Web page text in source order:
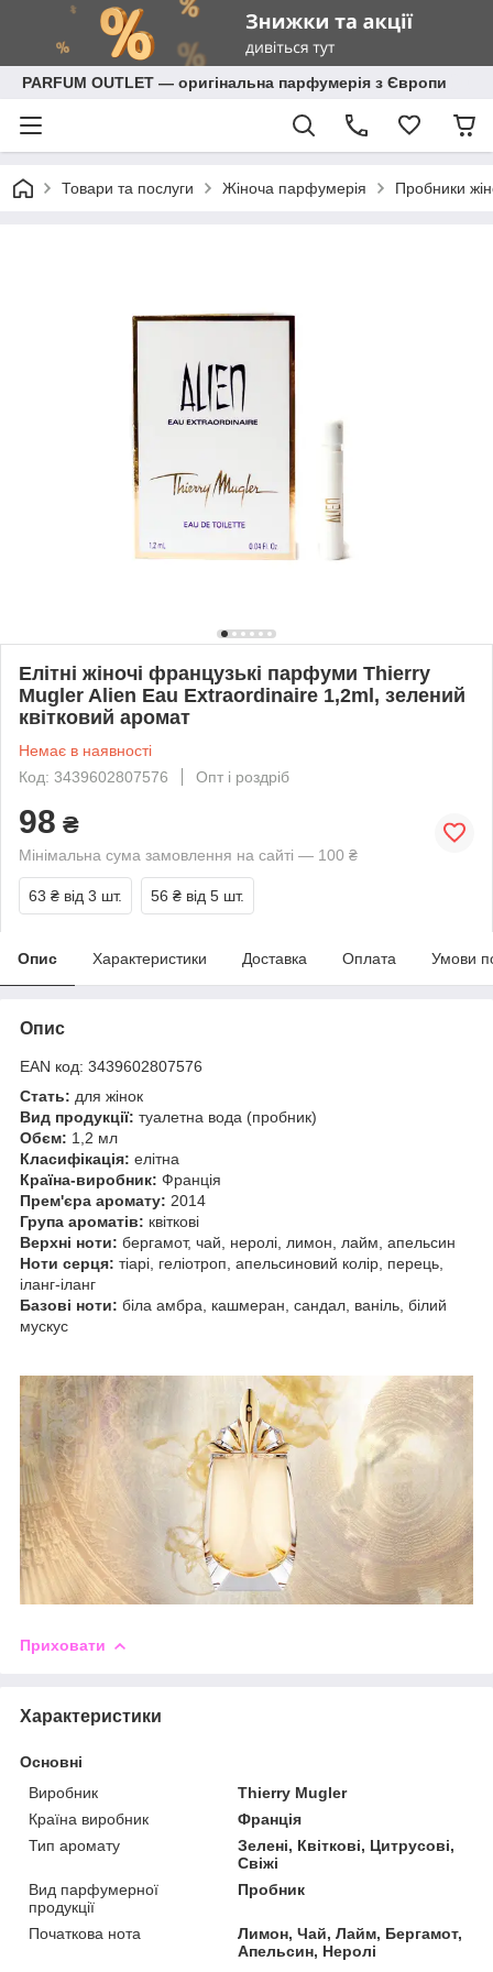
PARFUM OUTLET — оригінальна парфумерія з Європи
Товари та послуги Жіноча парфумерія Пробники
Елітні жіночі французькі парфуми Thierry
Mugler Alien Eau Extraordinaire 1,2ml, зелений
квітковий аромат
Немає в наявності
Код: 3439602807576
Опт і роздріб
98 ₴
Мінімальна сума замовлення на сайті — 100 ₴
63 ₴ від 3 шт. 56 ₴ від 5 шт.
Опис Характеристики Доставка Оплата Умови
Опис
EAN код: 3439602807576
Стать: для жінок
Вид продукції: туалетна вода (пробник)
Обєм: 1,2 мл
Класифікація: елітна
Країна-виробник: Франція
Прем'єра аромату: 2014
Група ароматів: квіткові
Верхні ноти: бергамот, чай, неролі, лимон, лайм, апельсин
Ноти серця: тіарі, геліотроп, апельсиновий колір, перець,
іланг-іланг
Базові ноти: біла амбра, кашмеран, сандал, ваніль, білий
мускус
Приховати
Характеристики
Основні
Виробник
Thierry Mugler
Країна виробник
Франція
Тип аромату
Зелені, Квіткові, Цитрусові,
Свіжі
Вид парфумерної
продукції
Пробник
Початкова нота
Лимон, Чай, Лайм, Бергамот,
Апельсин, Неролі